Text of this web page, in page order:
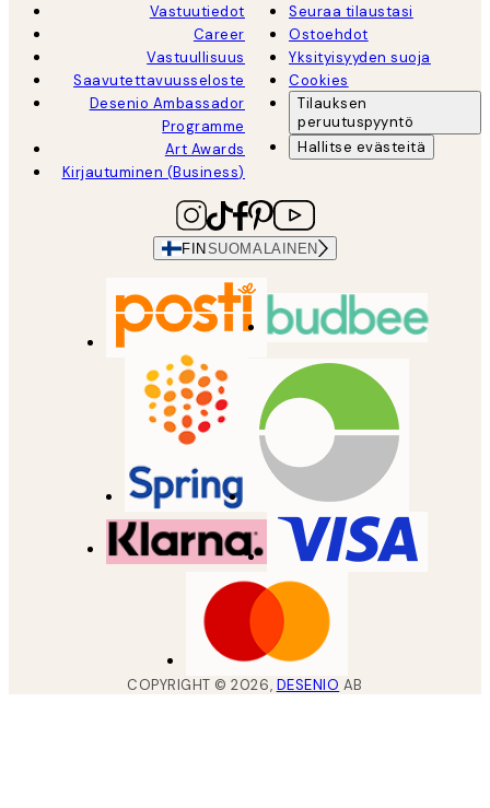
Vastuutiedot
Career
Vastuullisuus
Saavutettavuusseloste
Desenio Ambassador
Programme
Art Awards
Kirjautuminen (Business)
Seuraa tilaustasi
Ostoehdot
Yksityisyyden suoja
Cookies
Tilauksen
peruutuspyyntö
Hallitse evästeitä
FIN SUOMALAINEN
COPYRIGHT ©2026, DESENIO AB